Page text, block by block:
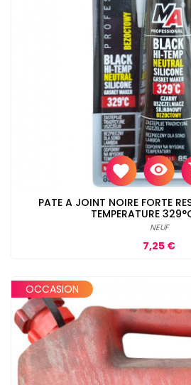
PATE A JOINT NOIRE FORTE
TEMPERATURE
NEUF
Prix
7,25 €
OCCASION